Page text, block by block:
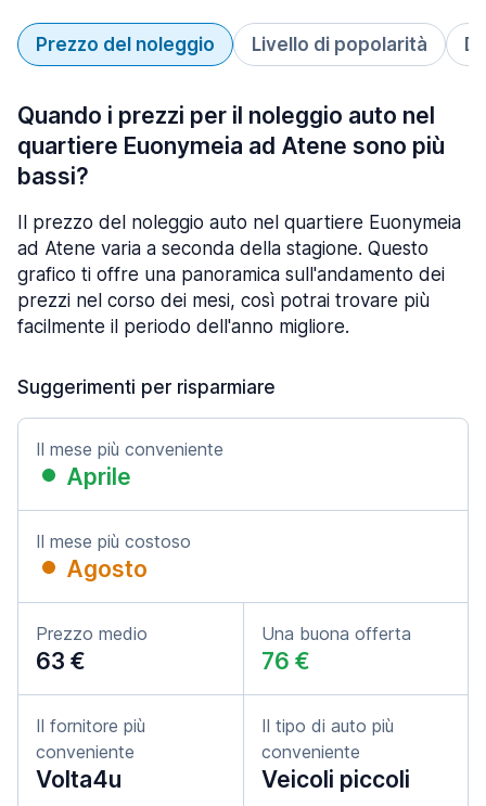
Prezzo del noleggio Livello di popolarità
Quando i prezzi per il noleggio auto nel
quartiere Euonymeia ad Atene sono più
bassi?
Il prezzo del noleggio auto nel quartiere Euonymeia
ad Atene varia a seconda della stagione. Questo
grafico ti offre una panoramica sull'andamento dei
prezzi nel corso dei mesi, così potrai trovare più
facilmente il periodo dell'anno migliore.
Suggerimenti per risparmiare
Il mese più conveniente
Aprile
Il mese più costoso
Agosto
Prezzo medio
63 €
Una buona offerta
76 €
Il fornitore più
conveniente
Volta4u
Il tipo di auto più
conveniente
Veicoli piccoli